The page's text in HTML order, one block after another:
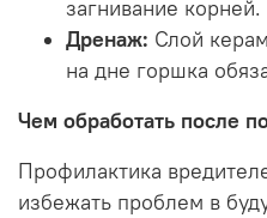
загнивание корней.
Дренаж: Слой
на дне горшка
Чем обработать после
Профилактика
избежать проблем в